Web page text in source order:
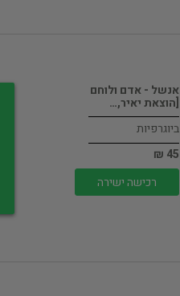
אנשל - אדם ולוחם
[הוצאת יאיר,…
ביוגרפיות
45 ₪
רכישה ישירה